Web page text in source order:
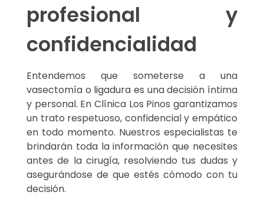
profesional y
confidencialidad
Entendemos que someterse a una
vasectomía o ligadura es una decisión íntima
y personal. En Clínica Los Pinos garantizamos
un trato respetuoso, confidencial y empático
en todo momento. Nuestros especialistas te
brindarán toda la información que necesites
antes de la cirugía, resolviendo tus dudas y
asegurándose de que estés cómodo con tu
decisión.